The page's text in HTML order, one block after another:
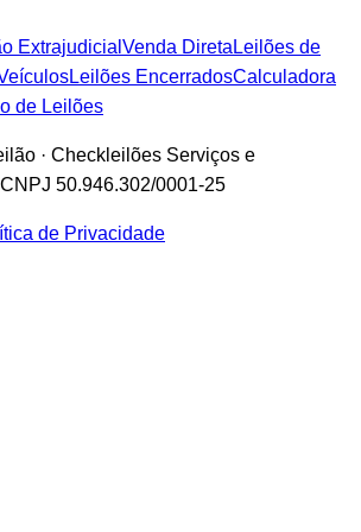
Extrajudicial Venda Direta Leilões de
Leilões EncerradosCalculadora
de Leilões
· Checkleilões Serviços e
50.946.302/0001-25
de Privacidade